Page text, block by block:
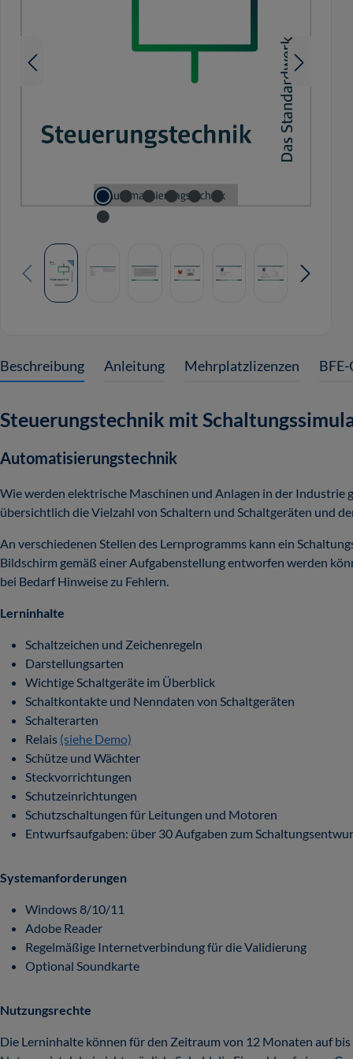
Beschreibung Anleitung Mehrplatzlizenzen
Steuerungstechnik mit
Automatisierungstechnik
Wie werden elektrische Maschinen und Anlagen in der
übersichtlich die Vielzahl von Schaltern und Schaltgeräten und
An verschiedenen Stellen des Lernprogramms kann ein
Bildschirm gemäß einer Aufgabenstellung entworfen werden
bei Bedarf Hinweise zu Fehlern.
Lerninhalte
Schaltzeichen und Zeichenregeln
Darstellungsarten
Wichtige Schaltgeräte im Überblick
Schaltkontakte und Nenndaten von Schaltgeräten
Schalterarten
Relais (siehe Demo)
Schütze und Wächter
Steckvorrichtungen
Schutzeinrichtungen
Schutzschaltungen für Leitungen und Motoren
Entwurfsaufgaben: über 30 Aufgaben zum
Systemanforderungen
Windows 8/10/11
Adobe Reader
Regelmäßige Internetverbindung für die Validierung
Optional Soundkarte
Nutzungsrechte
Die Lerninhalte können für den Zeitraum von 12 Monaten auf